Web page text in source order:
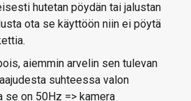
hutetan pöydän tai jalustan
ota se käyttöön niin ei pöytä
aiemmin arvelin sen tulevan
suhteessa valon
se on 50Hz => kamera